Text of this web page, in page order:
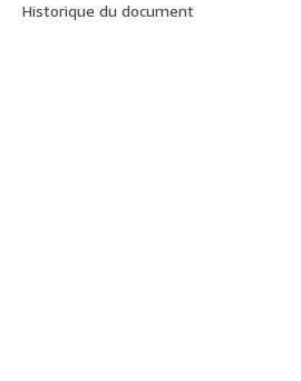
Historique du document